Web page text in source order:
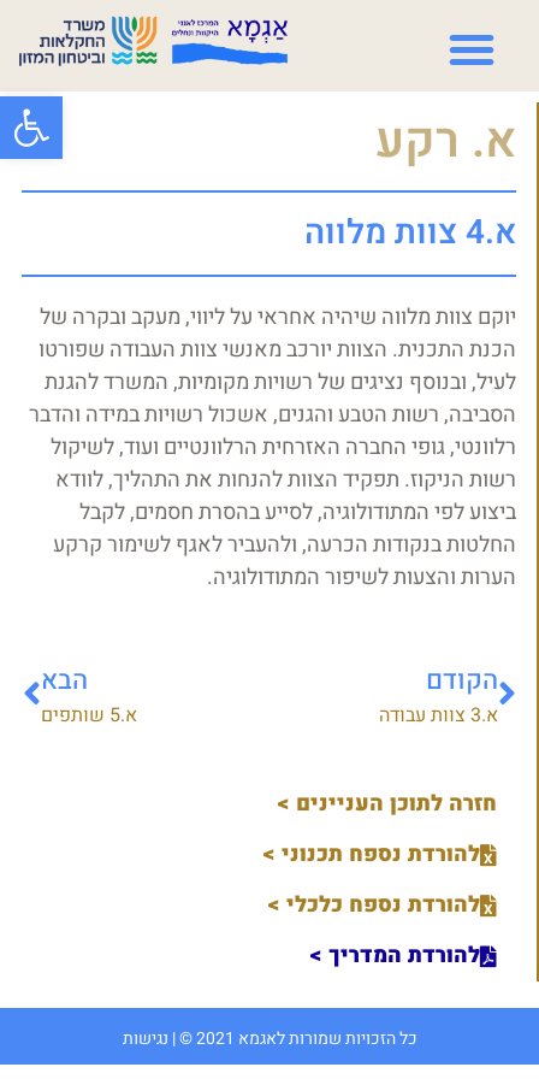
פתח א. רקע
א.4 צוות מלווה
יוקם צוות מלווה שיהיה אחראי על ליווי, מעקב ובקרה של
הכנת התכנית. הצוות יורכב מאנשי צוות העבודה שפורטו
לעיל, ובנוסף נציגים של רשויות מקומיות, המשרד להגנת
הסביבה, רשות הטבע והגנים, אשכול רשויות במידה והדבר
רלוונטי, גופי החברה האזרחית הרלוונטיים ועוד, לשיקול
רשות הניקוז. תפקיד הצוות להנחות את התהליך, לוודא
ביצוע לפי המתודולוגיה, לסייע בהסרת חסמים, לקבל
החלטות בנקודות הכרעה, ולהעביר לאגף לשימור קרקע
הערות והצעות לשיפור המתודולוגיה.
הקודם
א.3 צוות עבודה
הבא
א.5 שותפים
חזרה לתוכן העניינים >
להורדת נספח תכנוני >
להורדת נספח כלכלי >
להורדת המדריך >
כל הזכויות שמורות לאגמא 2021 © | נגישות